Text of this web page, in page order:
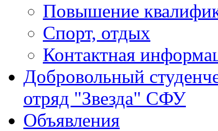
Повышение
Спорт, отдых
Контактная
Добровольный
отряд "Звезда" СФУ
Объявления